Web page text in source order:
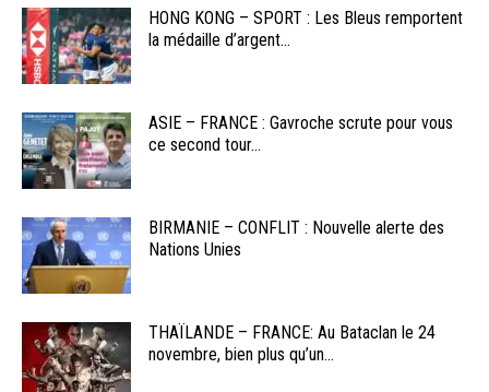
HONG KONG – SPORT : Les Bleus remportent
la médaille d’argent...
ASIE – FRANCE : Gavroche scrute pour vous
ce second tour...
BIRMANIE – CONFLIT : Nouvelle alerte des
Nations Unies
THAÏLANDE – FRANCE: Au Bataclan le 24
novembre, bien plus qu’un...